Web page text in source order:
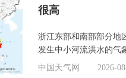
很高
浙江东部和南部部分地
发生中小河流洪水的气
中国天气网
2026-